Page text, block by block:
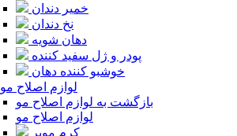
خمیر دندان
نخ دندان
دهان شویه
پودر و ژل سفید کننده
خوشبو کننده دهان
لوازم اصلاح مو
بازگشت به لوازم اصلاح مو
لوازم اصلاح مو
کرم موبر